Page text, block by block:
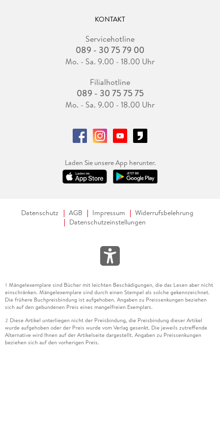
KONTAKT
Servicehotline
089 - 30 75 79 00
Mo. - Sa. 9.00 - 18.00 Uhr
Filialhotline
089 - 30 75 75 75
Mo. - Sa. 9.00 - 18.00 Uhr
Laden Sie unsere App herunter.
Datenschutz AGB Impressum
Widerrufsbelehrung
Datenschutzeinstellungen
1 Mängelexemplare sind Bücher mit leichten Beschädigungen, die das Lesen aber nicht
einschränken. Mängelexemplare sind durch einen Stempel als solche gekennzeichnet.
Die frühere Buchpreisbindung ist aufgehoben. Angaben zu Preissenkungen beziehen
sich auf den gebundenen Preis eines mangelfreien Exemplars.
2 Diese Artikel unterliegen nicht der Preisbindung, die Preisbindung dieser Artikel
wurde aufgehoben oder der Preis wurde vom Verlag gesenkt. Die jeweils zutreffende
Alternative wird Ihnen auf der Artikelseite dargestellt. Angaben zu Preissenkungen
beziehen sich auf den vorherigen Preis.